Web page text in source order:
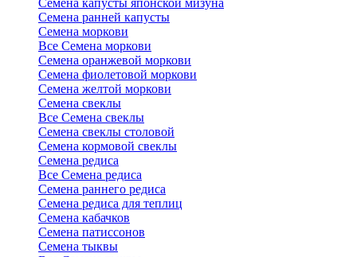
Семена капусты японской мизуна
Семена ранней капусты
Семена моркови
Все Семена моркови
Семена оранжевой моркови
Семена фиолетовой моркови
Семена желтой моркови
Семена свеклы
Все Семена свеклы
Семена свеклы столовой
Семена кормовой свеклы
Семена редиса
Все Семена редиса
Семена раннего редиса
Семена редиса для теплиц
Семена кабачков
Семена патиссонов
Семена тыквы